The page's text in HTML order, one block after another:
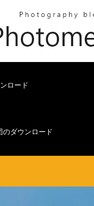
ロード
のダウンロード